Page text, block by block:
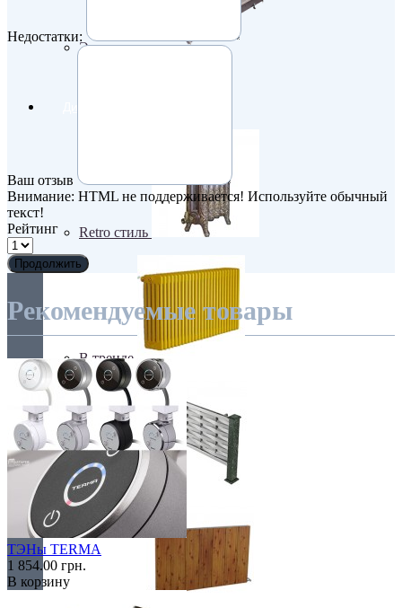
Электрические
Retro стиль
В тренде
Из камня
Недостатки:
Ваш отзыв
Внимание: HTML не поддерживается! Используйте обычный
текст!
Рейтинг
Продолжить
Рекомендуемые товары
ТЭНы TERMA
1 854.00 грн.
В корзину